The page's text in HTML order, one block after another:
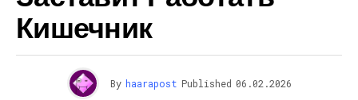
Кишечник
By haarapost Published 06.02.2026